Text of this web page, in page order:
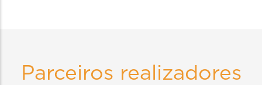
Parceiros realizadores